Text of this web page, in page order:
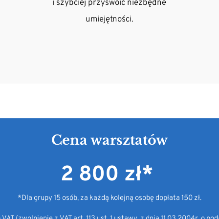
i szybciej przyswoić niezbędne
umiejętności.
Cena warsztatów
2 800 zł*
*Dla grupy 15 osób, za każdą kolejną osobę dopłata 150 zł.